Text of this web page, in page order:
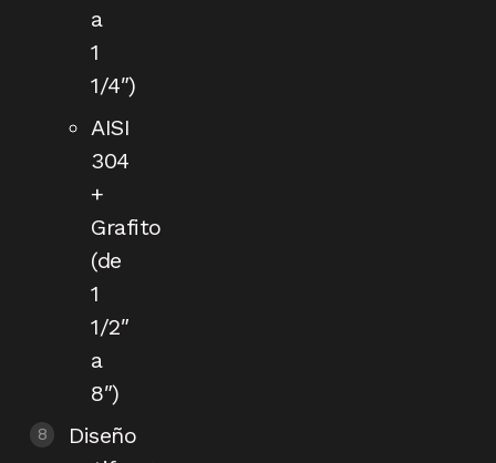
a
1
1/4″)
AISI
304
+
Grafito
(de
1
1/2″
a
8″)
Diseño